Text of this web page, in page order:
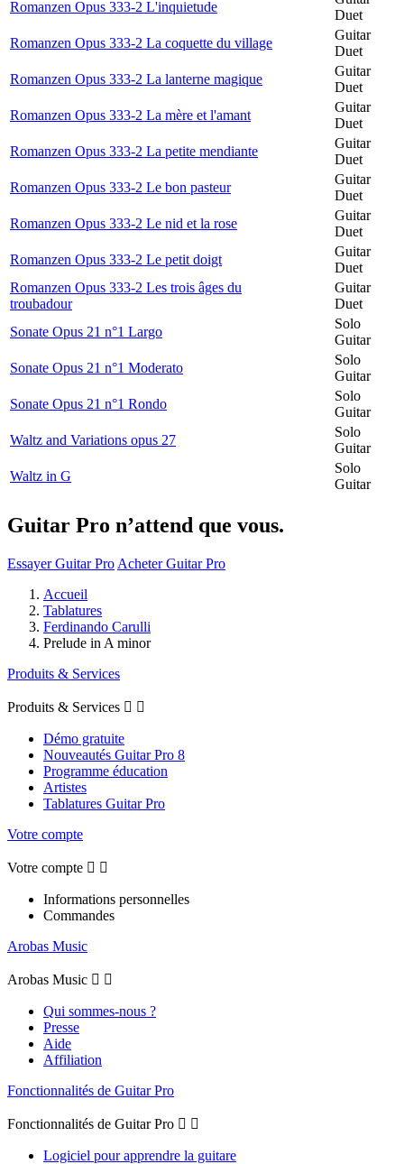
Romanzen Opus 333-2 L'inquietude
Duet
Romanzen Opus 333-2 La coquette du village
Guitar
Duet
Romanzen Opus 333-2 La lanterne magique
Guitar
Duet
Romanzen Opus 333-2 La mère et l'amant
Guitar
Duet
Romanzen Opus 333-2 La petite mendiante
Guitar
Duet
Romanzen Opus 333-2 Le bon pasteur
Guitar
Duet
Romanzen Opus 333-2 Le nid et la rose
Guitar
Duet
Romanzen Opus 333-2 Le petit doigt
Guitar
Duet
Romanzen Opus 333-2 Les trois âges du
troubadour
Guitar
Duet
Sonate Opus 21 n°1 Largo
Solo
Guitar
Sonate Opus 21 n°1 Moderato
Solo
Guitar
Sonate Opus 21 n°1 Rondo
Solo
Guitar
Waltz and Variations opus 27
Solo
Guitar
Waltz in G
Solo
Guitar
Guitar Pro n’attend que vous.
Essayer Guitar Pro Acheter Guitar Pro
Accueil
Tablatures
Ferdinando Carulli
Prelude in A minor
Produits & Services
Produits & Services  
Démo gratuite
Nouveautés Guitar Pro 8
Programme éducation
Artistes
Tablatures Guitar Pro
Votre compte
Votre compte  
Informations personnelles
Commandes
Arobas Music
Arobas Music  
Qui sommes-nous ?
Presse
Aide
Affiliation
Fonctionnalités de Guitar Pro
Fonctionnalités de Guitar Pro  
Logiciel pour apprendre la guitare